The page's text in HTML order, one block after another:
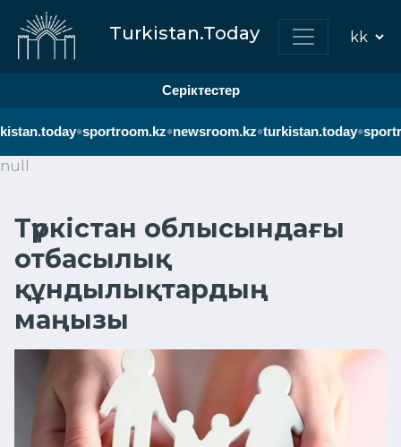
Turkistan.Today
Серіктестер
•sportroom.kz•newsroom.kz•turkistan.today•
null
Түркістан облысындағы
отбасылық
құндылықтардың
маңызы